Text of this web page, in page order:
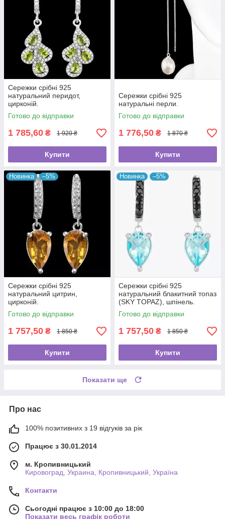
Сережки срібні 925
натуральний перидот,
цирконій.
Готово до відправки
1 785,60 ₴ 1 920 ₴
Купити
Сережки срібні 925
натуральні перли.
Готово до відправки
1 776,50 ₴ 1 870 ₴
Купити
Новинка –5%
Сережки срібні 925
натуральний цитрин,
цирконій.
Готово до відправки
1 757,50 ₴ 1 850 ₴
Купити
Новинка –5%
Сережки срібні 925
натуральний блакитний топаз
(SKY TOPAZ), шпінель.
Готово до відправки
1 757,50 ₴ 1 850 ₴
Купити
Показати ще
Про нас
100% позитивних з 19 відгуків за рік
Працює з 30.01.2014
м. Кропивницький
Кировоград, Украина, Кропивницький, Україна
Контакти
Сьогодні працює з 10:00 до 18:00
Показати весь графік роботи